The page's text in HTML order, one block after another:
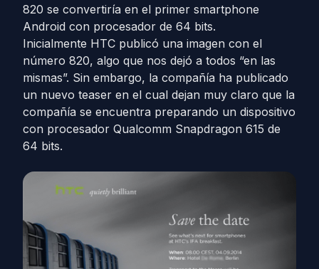
820 se convertiría en el primer smartphone
Android con procesador de 64 bits.
Inicialmente HTC publicó una imagen con el
número 820, algo que nos dejó a todos “en las
mismas”. Sin embargo, la compañía ha publicado
un nuevo teaser en el cual dejan muy claro que la
compañía se encuentra preparando un dispositivo
con procesador Qualcomm Snapdragon 615 de
64 bits.